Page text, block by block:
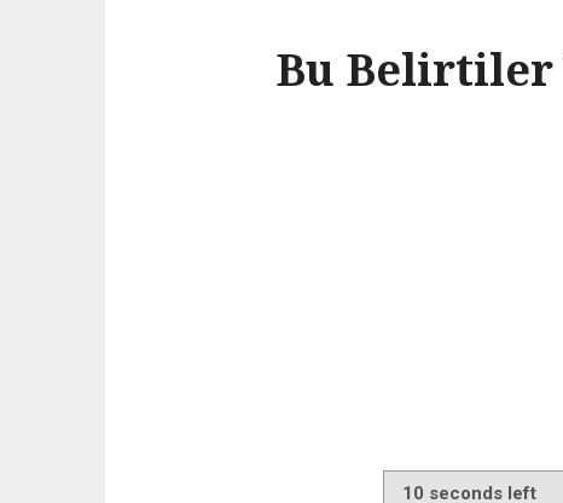
Bu Belirtiler
10 seconds left